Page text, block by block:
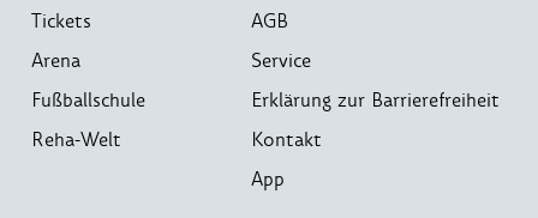
Tickets
Arena
Fußballschule
Reha-Welt
AGB
Service
Erklärung zur Barrierefreiheit
Kontakt
App